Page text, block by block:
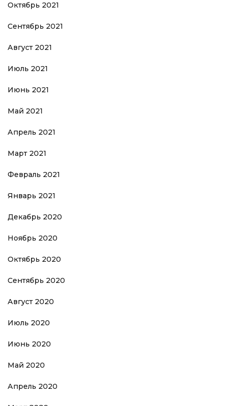
Октябрь 2021
Сентябрь 2021
Август 2021
Июль 2021
Июнь 2021
Май 2021
Апрель 2021
Март 2021
Февраль 2021
Январь 2021
Декабрь 2020
Ноябрь 2020
Октябрь 2020
Сентябрь 2020
Август 2020
Июль 2020
Июнь 2020
Май 2020
Апрель 2020